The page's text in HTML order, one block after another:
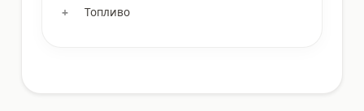
Топливо